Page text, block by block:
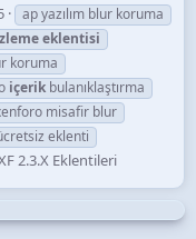
ap yazılım blur koruma
eklentisi
koruma
içerik bulanıklaştırma
misafir blur
eklenti
2.3.X Eklentileri